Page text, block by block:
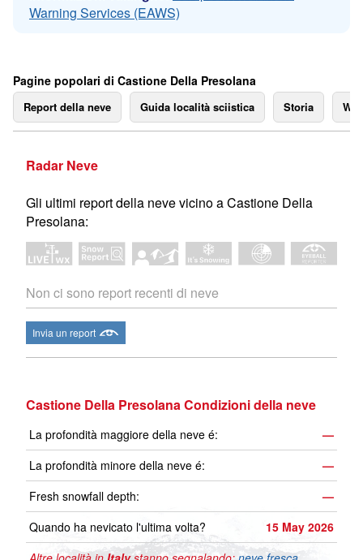
Warning Services (EAWS)
Pagine popolari di Castione Della Presolana
Report della neve Guida località sciistica Storia
Radar Neve
Gli ultimi report della neve vicino a Castione Della
Presolana:
Non ci sono report recenti di neve
Invia un report
Castione Della Presolana Condizioni della neve
La profondità maggiore della neve é:
—
La profondità minore della neve é:
—
Fresh snowfall depth:
—
Quando ha nevicato l'ultima volta?
15 May 2026